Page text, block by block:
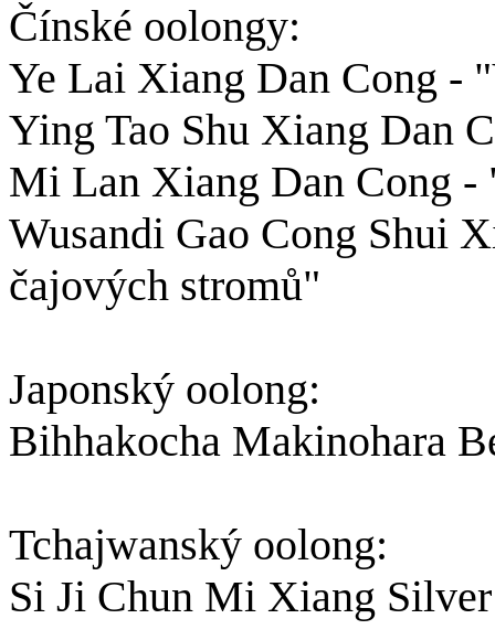
Čínské oolongy:
Ye Lai Xiang Dan Cong -
Ying Tao Shu Xiang Dan
Mi Lan Xiang Dan Cong
Wusandi Gao Cong Shui
čajových stromů"
Japonský oolong:
Bihhakocha Makinohara
Tchajwanský oolong:
Si Ji Chun Mi Xiang